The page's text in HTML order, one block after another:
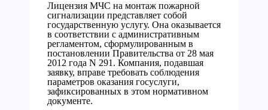
Лицензия МЧС на монтаж пожарной
сигнализации представляет собой
государственную услугу. Она оказывается
в соответствии с административным
регламентом, сформулированным в
постановлении Правительства от 28 мая
2012 года N 291. Компания, подавшая
заявку, вправе требовать соблюдения
параметров оказания госуслуги,
зафиксированных в этом нормативном
документе.